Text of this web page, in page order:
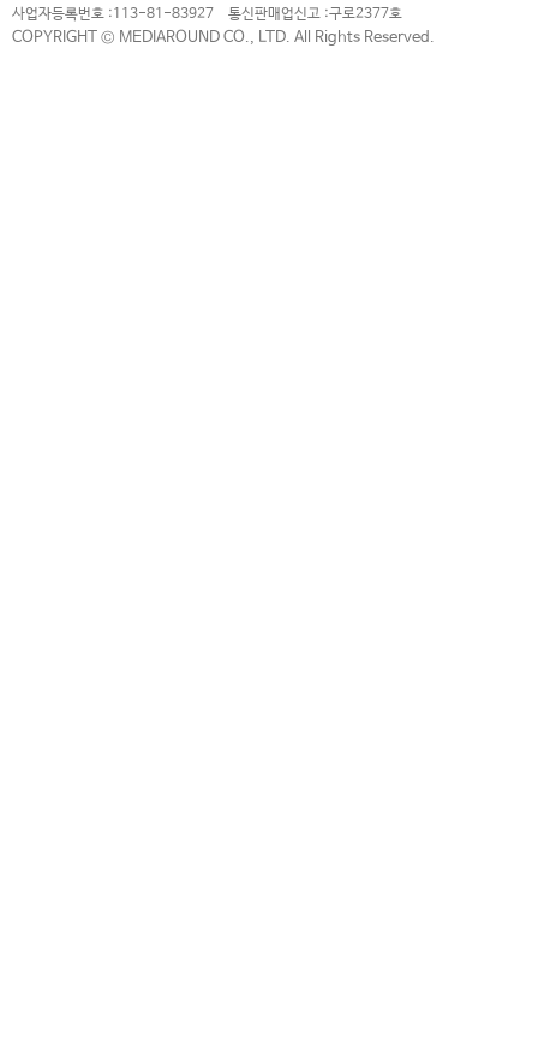
사업자등록번호 :113-81-83927 통신판매업신고 :구로2377호
COPYRIGHT © MEDIAROUND CO., LTD. All Rights Reserved.